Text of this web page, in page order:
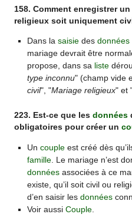
158. Comment enregistrer
religieux soit uniquement
Dans la saisiedes données
mariage devrait être
propose, dans sa liste
type inconnu" (champ vide
civil", "Mariage religieux" et
223. Est-ce que lesdonnées
obligatoires pour créer un
Un coupleest créé dès
famille. Le mariage n’est
donnéesassociées à ce
existe, qu’il soit civil ou
d’en saisir les données
Voir aussi Couple.